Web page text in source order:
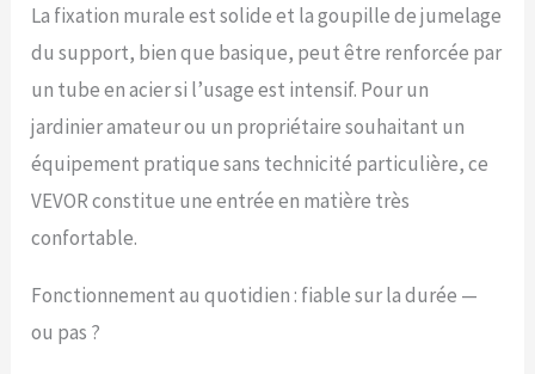
une coque résistante au
d'arrosage rétractable
résiste aux températures
élevées et est équipé
d'un tuyau en PVC triple
couche avec raccords en
laiton. Il a passé avec
succès les tests de
PSI pour garantir sa
La fixation murale est solide et la goupille de jumelage
du support, bien que basique, peut être renforcée par
un tube en acier si l’usage est intensif. Pour un
jardinier amateur ou un propriétaire souhaitant un
équipement pratique sans technicité particulière, ce
VEVOR constitue une entrée en matière très
confortable.
Fonctionnement au quotidien : fiable sur la durée —
ou pas ?